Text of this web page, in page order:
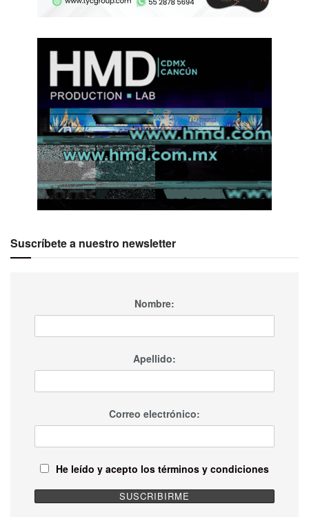
Suscríbete a nuestro newsletter
Nombre:
Apellido:
Correo electrónico:
He leído y acepto los términos y condiciones